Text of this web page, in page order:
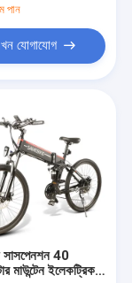
পান
যোগাযোগ
40
মাউন্টেন ইলেকট্রিক